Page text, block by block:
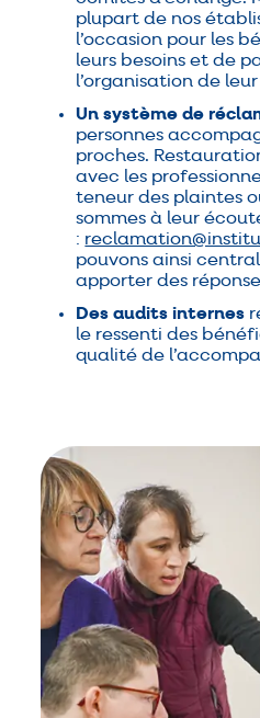
plupart de nos
l’occasion pour les
leurs besoins et de
l’organisation de
Un système de
personnes
proches.
avec les
teneur des plaintes
sommes à leur
:
pouvons ainsi
apporter des
Des audits internes
le ressenti des
qualité de